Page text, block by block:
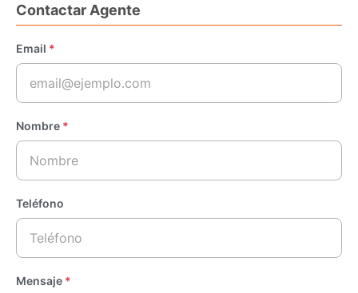
Contactar Agente
Email *
Nombre *
Teléfono
Mensaje *